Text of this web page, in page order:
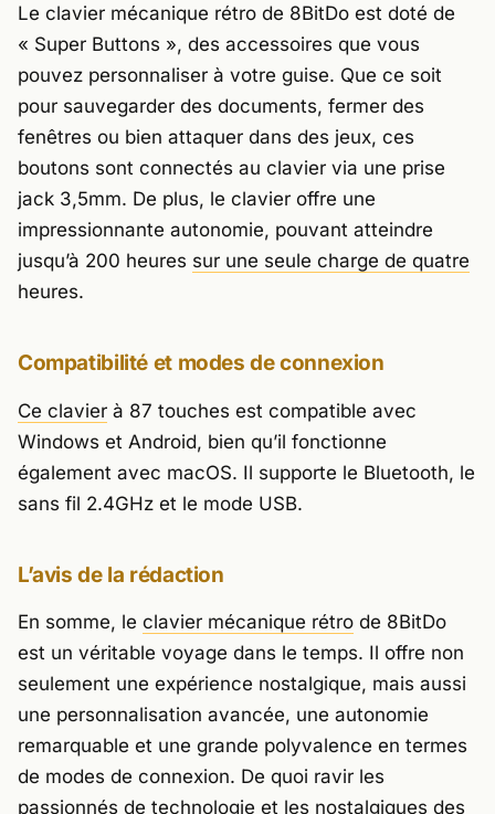
Le clavier mécanique rétro de 8BitDo est doté de
« Super Buttons », des accessoires que vous
pouvez personnaliser à votre guise. Que ce soit
pour sauvegarder des documents, fermer des
fenêtres ou bien attaquer dans des jeux, ces
boutons sont connectés au clavier via une prise
jack 3,5mm. De plus, le clavier offre une
impressionnante autonomie, pouvant atteindre
jusqu’à 200 heures sur une seule charge de quatre
heures.
Compatibilité et modes de connexion
Ce clavier à 87 touches est compatible avec
Windows et Android, bien qu’il fonctionne
également avec macOS. Il supporte le Bluetooth, le
sans fil 2.4GHz et le mode USB.
L’avis de la rédaction
En somme, le clavier mécanique rétro de 8BitDo
est un véritable voyage dans le temps. Il offre non
seulement une expérience nostalgique, mais aussi
une personnalisation avancée, une autonomie
remarquable et une grande polyvalence en termes
de modes de connexion. De quoi ravir les
passionnés de technologie et les nostalgiques des